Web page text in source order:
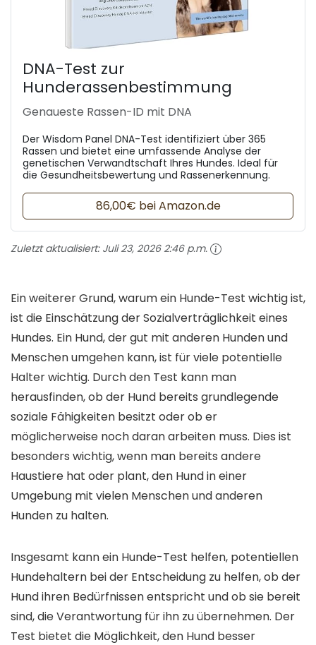
DNA-Test zur
Hunderassenbestimmung
Genaueste Rassen-ID mit DNA
Der Wisdom Panel DNA-Test identifiziert über 365
Rassen und bietet eine umfassende Analyse der
genetischen Verwandtschaft Ihres Hundes. Ideal für
die Gesundheitsbewertung und Rassenerkennung.
86,00€ bei Amazon.de
Zuletzt aktualisiert: Juli 23, 2026 2:46 p.m.
Ein weiterer Grund, warum ein Hunde-Test wichtig ist,
ist die Einschätzung der Sozialverträglichkeit eines
Hundes. Ein Hund, der gut mit anderen Hunden und
Menschen umgehen kann, ist für viele potentielle
Halter wichtig. Durch den Test kann man
herausfinden, ob der Hund bereits grundlegende
soziale Fähigkeiten besitzt oder ob er
möglicherweise noch daran arbeiten muss. Dies ist
besonders wichtig, wenn man bereits andere
Haustiere hat oder plant, den Hund in einer
Umgebung mit vielen Menschen und anderen
Hunden zu halten.
Insgesamt kann ein Hunde-Test helfen, potentiellen
Hundehaltern bei der Entscheidung zu helfen, ob der
Hund ihren Bedürfnissen entspricht und ob sie bereit
sind, die Verantwortung für ihn zu übernehmen. Der
Test bietet die Möglichkeit, den Hund besser